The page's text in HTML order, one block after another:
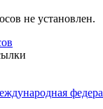
не установлен.